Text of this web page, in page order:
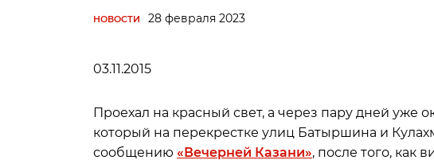
НОВОСТИ 28 февраля 2023
03.11.2015
Проехал на красный свет, а через пару дней уже
который на перекрестке улиц Батыршина и
сообщению «Вечерней Казани», после того, как